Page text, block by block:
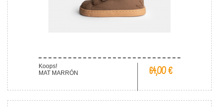
Koops!
MAT MARRÓN
64,00 €